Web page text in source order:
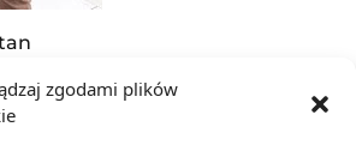
zgodami plików
zwróć uwagę na ich jakość i